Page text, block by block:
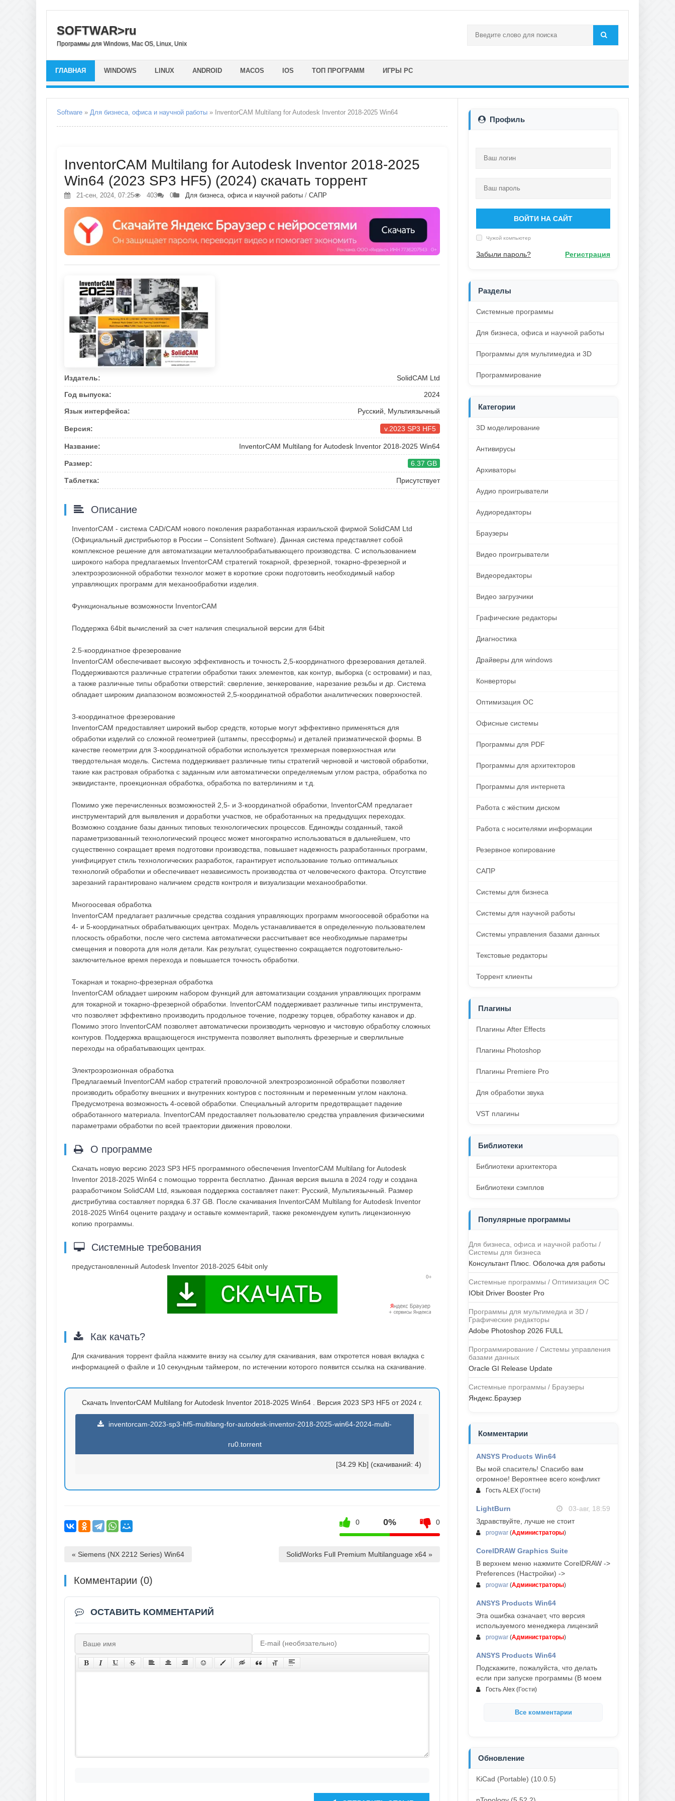
SOFTWAR>ru
Программы для Windows, Mac OS, Linux, Unix
ГЛАВНАЯ WINDOWS LINUX ANDROID MACOS IOS ТОП ПРОГРАММ ИГРЫ PC
Software » Для бизнеса, офиса и научной работы » InventorCAM Multilang for Autodesk Inventor 2018-2025 Win64
InventorCAM Multilang for Autodesk Inventor 2018-2025
Win64 (2023 SP3 HF5) (2024) скачать торрент
21-сен, 2024, 07:25 403 0 Для бизнеса, офиса и научной работы / САПР
Издатель: SolidCAM Ltd
Год выпуска: 2024
Язык интерфейса: Русский, Мультиязычный
Версия: v.2023 SP3 HF5
Название: InventorCAM Multilang for Autodesk Inventor 2018-2025 Win64
Размер: 6.37 GB
Таблетка: Присутствует
Описание
InventorCAM - система CAD/CAM нового поколения разработанная израильской фирмой SolidCAM Ltd
(Официальный дистрибьютор в России – Consistent Software). Данная система представляет собой
комплексное решение для автоматизации металлообрабатывающего производства. С использованием
широкого набора предлагаемых InventorCAM стратегий токарной, фрезерной, токарно-фрезерной и
электроэрозионной обработки технолог может в короткие сроки подготовить необходимый набор
управляющих программ для механообработки изделия.
Функциональные возможности InventorCAM
Поддержка 64bit вычислений за счет наличия специальной версии для 64bit
2.5-координатное фрезерование
InventorCAM обеспечивает высокую эффективность и точность 2,5-координатного фрезерования деталей.
Поддерживаются различные стратегии обработки таких элементов, как контур, выборка (с островами) и паз,
а также различные типы обработки отверстий: сверление, зенкерование, нарезание резьбы и др. Система
обладает широким диапазоном возможностей 2,5-координатной обработки аналитических поверхностей.
3-координатное фрезерование
InventorCAM предоставляет широкий выбор средств, которые могут эффективно применяться для
обработки изделий со сложной геометрией (штампы, прессформы) и деталей призматической формы. В
качестве геометрии для 3-координатной обработки используется трехмерная поверхностная или
твердотельная модель. Система поддерживает различные типы стратегий черновой и чистовой обработки,
такие как растровая обработка с заданным или автоматически определяемым углом растра, обработка по
эквидистанте, проекционная обработка, обработка по ватерлиниям и т.д.
Помимо уже перечисленных возможностей 2,5- и 3-координатной обработки, InventorCAM предлагает
инструментарий для выявления и доработки участков, не обработанных на предыдущих переходах.
Возможно создание базы данных типовых технологических процессов. Единожды созданный, такой
параметризованный технологический процесс может многократно использоваться в дальнейшем, что
существенно сокращает время подготовки производства, повышает надежность разработанных программ,
унифицирует стиль технологических разработок, гарантирует использование только оптимальных
технологий обработки и обеспечивает независимость производства от человеческого фактора. Отсутствие
зарезаний гарантировано наличием средств контроля и визуализации механообработки.
Многоосевая обработка
InventorCAM предлагает различные средства создания управляющих программ многоосевой обработки на
4- и 5-координатных обрабатывающих центрах. Модель устанавливается в определенную пользователем
плоскость обработки, после чего система автоматически рассчитывает все необходимые параметры
смещения и поворота для ноля детали. Как результат, существенно сокращается подготовительно-
заключительное время перехода и повышается точность обработки.
Токарная и токарно-фрезерная обработка
InventorCAM обладает широким набором функций для автоматизации создания управляющих программ
для токарной и токарно-фрезерной обработки. InventorCAM поддерживает различные типы инструмента,
что позволяет эффективно производить продольное точение, подрезку торцев, обработку канавок и др.
Помимо этого InventorCAM позволяет автоматически производить черновую и чистовую обработку сложных
контуров. Поддержка вращающегося инструмента позволяет выполнять фрезерные и сверлильные
переходы на обрабатывающих центрах.
Электроэрозионная обработка
Предлагаемый InventorCAM набор стратегий проволочной электроэрозионной обработки позволяет
производить обработку внешних и внутренних контуров с постоянным и переменным углом наклона.
Предусмотрена возможность 4-осевой обработки. Специальный алгоритм предотвращает падение
обработанного материала. InventorCAM предоставляет пользователю средства управления физическими
параметрами обработки по всей траектории движения проволоки.
О программе
Скачать новую версию 2023 SP3 HF5 программного обеспечения InventorCAM Multilang for Autodesk
Inventor 2018-2025 Win64 с помощью торрента бесплатно. Данная версия вышла в 2024 году и создана
разработчиком SolidCAM Ltd, языковая поддержка составляет пакет: Русский, Мультиязычный. Размер
дистрибутива составляет порядка 6.37 GB. После скачивания InventorCAM Multilang for Autodesk Inventor
2018-2025 Win64 оцените раздачу и оставьте комментарий, также рекомендуем купить лицензионную
копию программы.
Системные требования
предустановленный Autodesk Inventor 2018-2025 64bit only
Как качать?
Для скачивания торрент файла нажмите внизу на ссылку для скачивания, вам откротется новая вкладка с
информацией о файле и 10 секундным таймером, по истечении которого появится ссылка на скачивание.
Скачать InventorCAM Multilang for Autodesk Inventor 2018-2025 Win64 . Версия 2023 SP3 HF5 от 2024 г.
inventorcam-2023-sp3-hf5-multilang-for-autodesk-inventor-2018-2025-win64-2024-multi-
ru0.torrent
[34.29 Kb] (cкачиваний: 4)
0 0% 0
« Siemens (NX 2212 Series) Win64 SolidWorks Full Premium Multilanguage x64 »
Комментарии (0)
ОСТАВИТЬ КОММЕНТАРИЙ
Профиль
ВОЙТИ НА САЙТ
Чужой компьютер
Забыли пароль? Регистрация
Разделы
Системные программы
Для бизнеса, офиса и научной работы
Программы для мультимедиа и 3D
Программирование
Категории
3D моделирование
Антивирусы
Архиваторы
Аудио проигрыватели
Аудиоредакторы
Браузеры
Видео проигрыватели
Видеоредакторы
Видео загрузчики
Графические редакторы
Диагностика
Драйверы для windows
Конверторы
Оптимизация ОС
Офисные системы
Программы для PDF
Программы для архитекторов
Программы для интернета
Работа с жёстким диском
Работа с носителями информации
Резервное копирование
САПР
Системы для бизнеса
Системы для научной работы
Системы управления базами данных
Текстовые редакторы
Торрент клиенты
Плагины
Плагины After Effects
Плагины Photoshop
Плагины Premiere Pro
Для обработки звука
VST плагины
Библиотеки
Библиотеки архитектора
Библиотеки сэмплов
Популярные программы
Для бизнеса, офиса и научной работы /
Системы для бизнеса
Консультант Плюс. Оболочка для работы
Системные программы / Оптимизация ОС
IObit Driver Booster Pro
Программы для мультимедиа и 3D /
Графические редакторы
Adobe Photoshop 2026 FULL
Программирование / Системы управления
базами данных
Oracle GI Release Update
Системные программы / Браузеры
Яндекс.Браузер
Комментарии
ANSYS Products Win64
Вы мой спаситель! Спасибо вам
огромное! Вероятнее всего конфликт
Гость ALEX (Гости)
LightBurn
03-авг, 18:59
Здравствуйте, лучше не стоит
progwar (Администраторы)
CorelDRAW Graphics Suite
03-авг, 18:58
В верхнем меню нажмите CorelDRAW ->
Preferences (Настройки) ->
progwar (Администраторы)
ANSYS Products Win64
Эта ошибка означает, что версия
используемого менеджера лицензий
progwar (Администраторы)
ANSYS Products Win64
Подскажите, пожалуйста, что делать
если при запуске программы (В моем
Гость Alex (Гости)
Все комментарии
Обновление
KiCad (Portable) (10.0.5)